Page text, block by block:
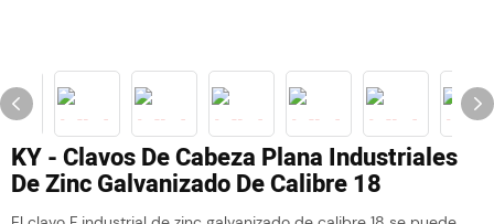
KY - Clavos De Cabeza Plana Industriales
De Zinc Galvanizado De Calibre 18